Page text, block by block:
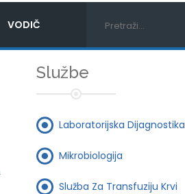
VODIČ
Službe
Laboratorijska Dijagnostika
Mikrobiologija
Služba Za Transfuziju Krvi